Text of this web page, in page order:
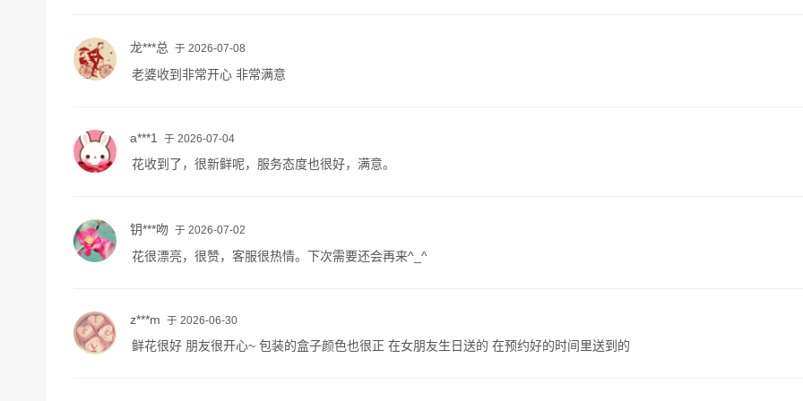
龙***总 于 2026-07-08
老婆收到非常开心 非常满意
a***1 于 2026-07-04
花收到了，很新鲜呢，服务态度也很好，满意。
钥***吻 于 2026-07-02
花很漂亮，很赞，客服很热情。下次需要还会再来^_^
z***m 于 2026-06-30
鲜花很好 朋友很开心~ 包装的盒子颜色也很正 在女朋友生日送的 在预约好的时间里送到的